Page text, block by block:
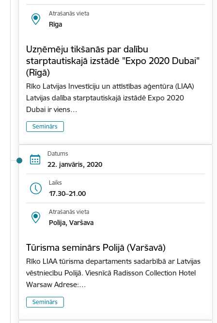
Atrašanās vieta
Rīga
Uzņēmēju tikšanās par dalību
starptautiskajā izstādē "Expo 2020 Dubai"
(Rīgā)
Rīko Latvijas Investīciju un attīstības aģentūra (LIAA)
Latvijas dalība starptautiskajā izstādē Expo 2020
Dubai ir viens…
Seminārs
Datums
22. janvāris, 2020
Laiks
17.30–21.00
Atrašanās vieta
Polija, Varšava
Tūrisma seminārs Polijā (Varšavā)
Rīko LIAA tūrisma departaments sadarbībā ar Latvijas
vēstniecību Polijā. Viesnīcā Radisson Collection Hotel
Warsaw Adrese:…
Seminārs